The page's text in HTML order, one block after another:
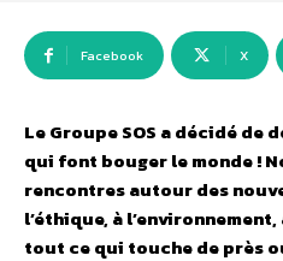
Facebook X
Le Groupe SOS a décidé de
qui font bouger le monde !
rencontres autour des
l’éthique, à
tout ce qui touche de près